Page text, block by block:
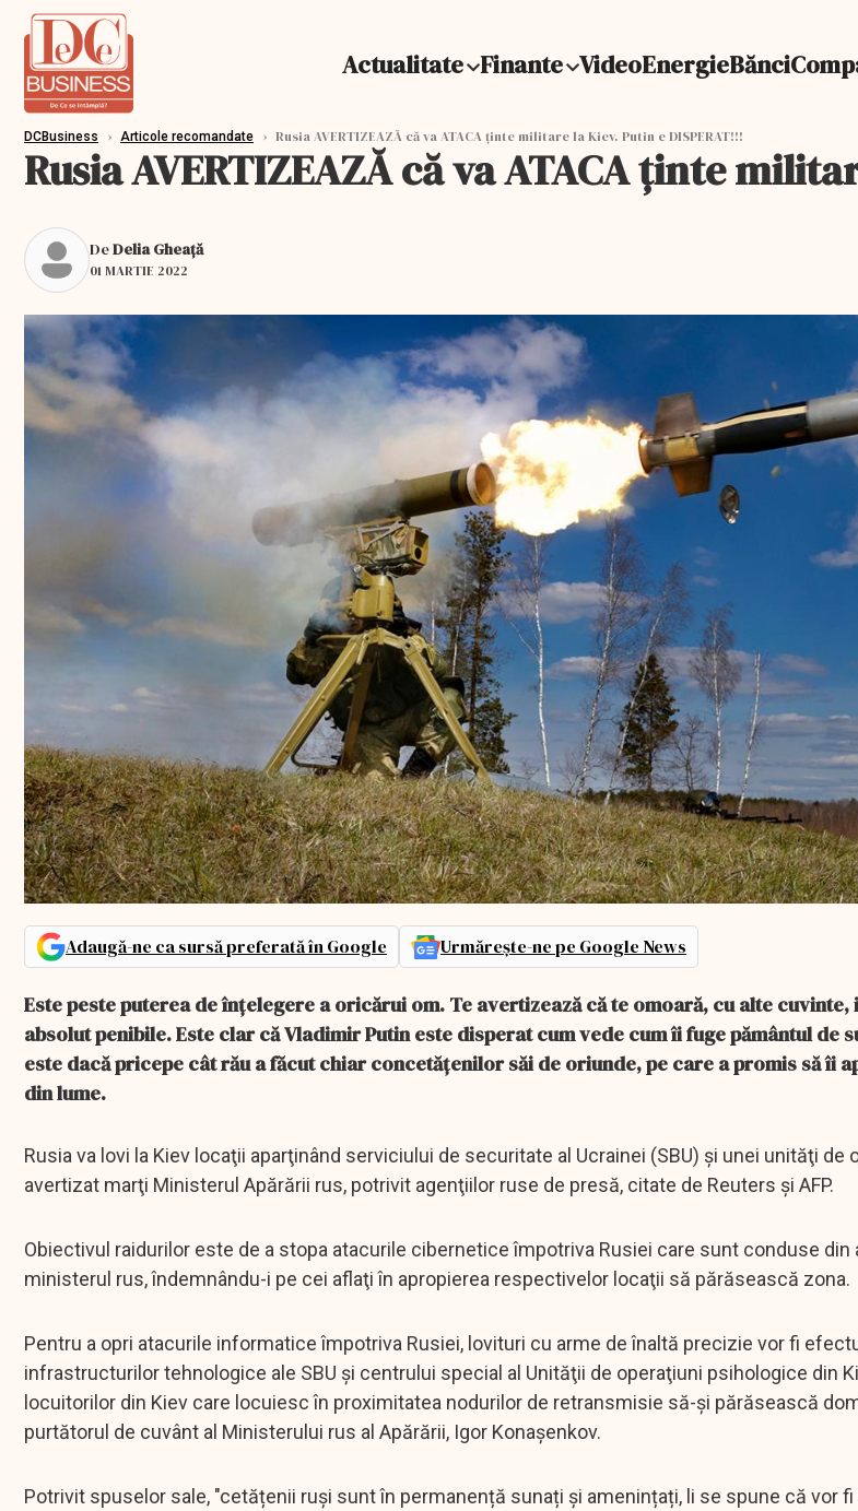
Actualitate Finante VideoEnergieBănci
DCBusiness › Articole recomandate › Rusia AVERTIZEAZĂ că va ATACA ţinte militare la Kiev. Putin e DISPERAT!!!
Rusia AVERTIZEAZĂ că va ATACA ţinte
DeDelia Gheață
01 MARTIE 2022
Adaugă-ne ca sursă preferată în Google Urmărește-ne pe Google News
Este peste puterea de înțelegere a oricărui om. Te avertizează că te omoară, cu alte
absolut penibile. Este clar că Vladimir Putin este disperat cum vede cum îi fuge pământul de
este dacă pricepe cât rău a făcut chiar concetățenilor săi de oriunde, pe care a promis să îi
din lume.
Rusia va lovi la Kiev locaţii aparţinând serviciului de securitate al Ucrainei (SBU) şi unei unităţi de
avertizat marţi Ministerul Apărării rus, potrivit agenţiilor ruse de presă, citate de Reuters şi AFP.
Obiectivul raidurilor este de a stopa atacurile cibernetice împotriva Rusiei care sunt conduse din
ministerul rus, îndemnându-i pe cei aflaţi în apropierea respectivelor locaţii să părăsească zona.
Pentru a opri atacurile informatice împotriva Rusiei, lovituri cu arme de înaltă precizie vor fi
infrastructurilor tehnologice ale SBU şi centrului special al Unităţii de operaţiuni psihologice din
locuitorilor din Kiev care locuiesc în proximitatea nodurilor de retransmisie să-şi părăsească
purtătorul de cuvânt al Ministerului rus al Apărării, Igor Konaşenkov.
Potrivit spuselor sale, "cetățenii ruși sunt în permanență sunați și amenințați, li se spune că vor